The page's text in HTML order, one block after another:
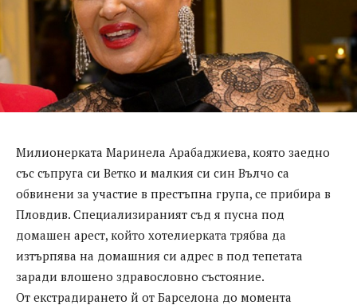
Милионерката Маринела Арабаджиева, която заедно
със съпруга си Ветко и малкия си син Вълчо са
обвинени за участие в престъпна група, се прибира в
Пловдив. Специализираният съд я пусна под
домашен арест, който хотелиерката трябва да
изтърпява на домашния си адрес в под тепетата
заради влошено здравословно състояние.
От екстрадирането й от Барселона до момента